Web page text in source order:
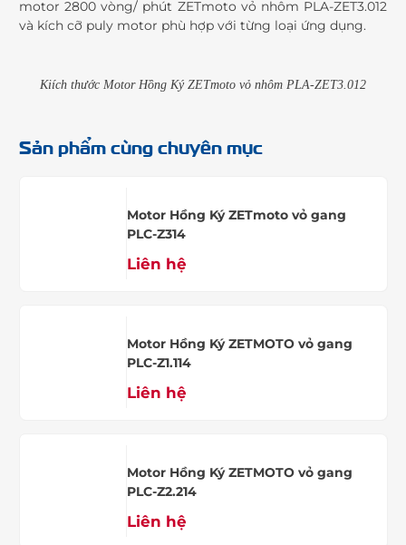
motor 2800 vòng/ phút ZETmoto vỏ nhôm PLA-ZET3.012
và kích cỡ puly motor phù hợp với từng loại ứng dụng.
Kiích thước Motor Hồng Ký ZETmoto vỏ nhôm PLA-ZET3.012
Sản phẩm cùng chuyên mục
Motor Hồng Ký ZETmoto vỏ gang
PLC-Z314
Liên hệ
Motor Hồng Ký ZETMOTO vỏ gang
PLC-Z1.114
Liên hệ
Motor Hồng Ký ZETMOTO vỏ gang
PLC-Z2.214
Liên hệ